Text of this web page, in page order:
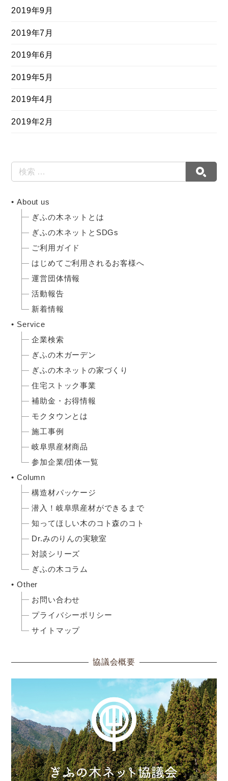
2019年9月
2019年7月
2019年6月
2019年5月
2019年4月
2019年2月
About us
ぎふの木ネットとは
ぎふの木ネットとSDGs
ご利用ガイド
はじめてご利用されるお客様へ
運営団体情報
活動報告
新着情報
Service
企業検索
ぎふの木ガーデン
ぎふの木ネットの家づくり
住宅ストック事業
補助金・お得情報
モクタウンとは
施工事例
岐阜県産材商品
参加企業/団体一覧
Column
構造材パッケージ
潜入！岐阜県産材ができるまで
知ってほしい木のコト森のコト
Dr.みのりんの実験室
対談シリーズ
ぎふの木コラム
Other
お問い合わせ
プライバシーポリシー
サイトマップ
協議会概要